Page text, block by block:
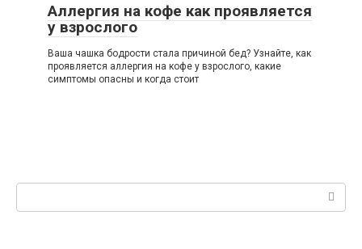
Аллергия на кофе как проявляется
у взрослого
Ваша чашка бодрости стала причиной бед? Узнайте, как
проявляется аллергия на кофе у взрослого, какие
симптомы опасны и когда стоит